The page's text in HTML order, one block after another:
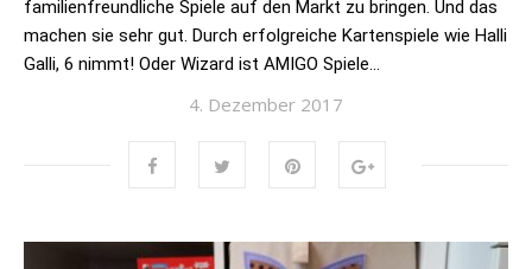
familienfreundliche Spiele auf den Markt zu bringen. Und das
machen sie sehr gut. Durch erfolgreiche Kartenspiele wie Halli
Galli, 6 nimmt! Oder Wizard ist AMIGO Spiele…
4. Dezember 2017